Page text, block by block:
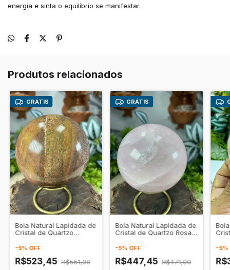
energia e sinta o equilíbrio se manifestar.
Produtos relacionados
GRÁTIS
Bola Natural Lapidada de
Cristal de Quartzo
Comunicação Serena e
-5% OFF
R$523,45 R$551,00
GRÁTIS
Bola Natural Lapidada de
Cristal de Quartzo Rosa -
Equilíbrio Emocional
-5% OFF
R$447,45 R$471,00
-5%